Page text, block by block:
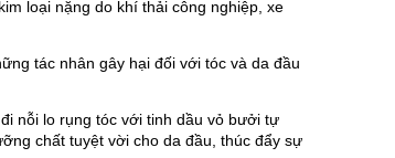
loại nặng do khí thải công nghiệp, xe
tác nhân gây hại đối với tóc và da đầu
nỗi lo rụng tóc với tinh dầu vỏ bưởi tự
chất tuyệt vời cho da đầu, thúc đẩy sự